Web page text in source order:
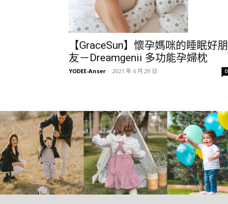
【GraceSun】懷孕媽咪的睡眠好朋
友－Dreamgenii 多功能孕婦枕
YODEE-Anser - 2021 年 6 月 29 日 0